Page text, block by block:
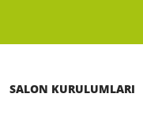
SALON KURULUMLARI